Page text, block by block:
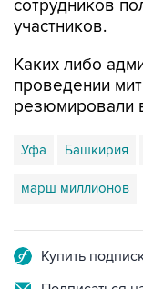
Каких либо
резюмировали
Уфа Башкирия
марш миллионов
Подписаться
Получать